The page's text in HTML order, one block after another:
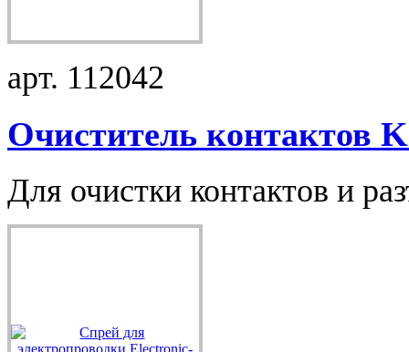
арт. 112042
Очиститель контактов
Для очистки контактов и